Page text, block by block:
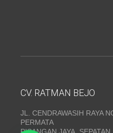
CV. RATMAN BEJO
JL. CENDRAWASIH RAYA
PERMATA